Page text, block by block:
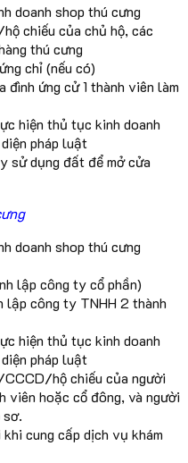
doanh shop thú cưng
chiếu của chủ hộ, các
thú cưng
chỉ (nếu có)
đình ứng cử 1 thành viên làm
hiện thủ tục kinh doanh
pháp luật
sử dụng đất để mở cửa
doanh shop thú cưng
lập công ty cổ phần)
lập công ty TNHH 2 thành
hiện thủ tục kinh doanh
pháp luật
hộ chiếu của người
viên hoặc cổ đông, và người
cung cấp dịch vụ khám